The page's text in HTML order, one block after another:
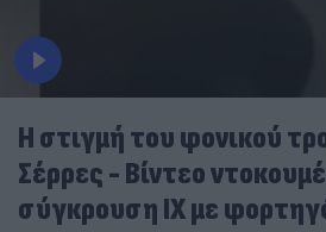
Η στιγμή του φονικού
Σέρρες - Βίντεο
σύγκρουση ΙΧ με